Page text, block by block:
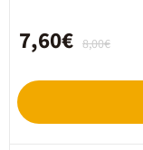
8,00€
7,60€